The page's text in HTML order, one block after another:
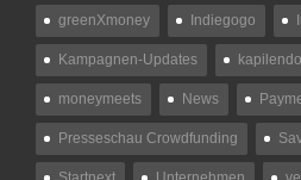
greenXmoney Indiegogo
Kampagnen-Updates kapilendo
moneymeets News
Presseschau Crowdfunding